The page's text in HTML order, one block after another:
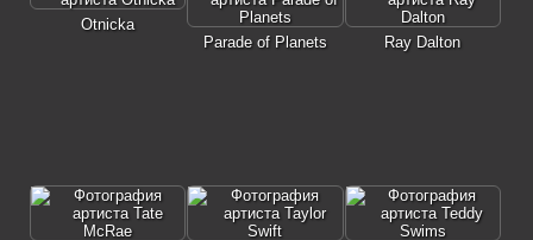
Otnicka
Parade of Planets
Ray Dalton